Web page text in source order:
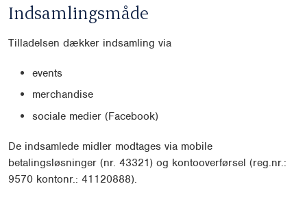
Indsamlingsmåde
Tilladelsen dækker indsamling via
events
merchandise
sociale medier (Facebook)
De indsamlede midler modtages via mobile
betalingsløsninger (nr. 43321) og kontooverførsel (reg.nr.:
9570 kontonr.: 41120888).